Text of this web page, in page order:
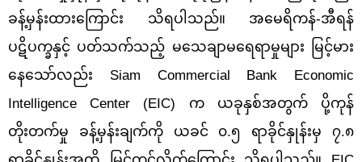
ခန့်မှန်းထားကြောင်း သိရပါသည်။ အမေရိကန်-အီရန်
ပဋိပက္ခနှင့် ပတ်သက်သည့် မသေချာမရေရာမှုများ မြင့်မား
နေသော်လည်း Siam Commercial Bank Economic
Intelligence Center
(EIC) က ယခုနှစ်အတွက် ပို့ကုန်
တိုးတက်မှု ခန့်မှန်းချက်ကို ယခင် ၀.၅ ရာခိုင်နှုန်းမှ ၇.၈